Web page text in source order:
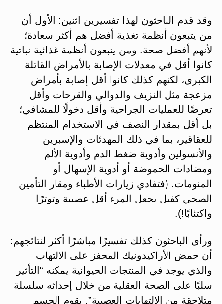
وقد قدم الباحثون لهذا تفسيرين اثنين: الأول أن
من يتبعون أنظمة تغذية أفضل هم أكثر سعادة؛
لأنهم أفضل صحة. ومن يتبعون أنظمة غذائية نباتية
كانوا أقل في معدلات الإصابة بالأمراض القاتلة
الكبرى، لكنهم كذلك كانوا أقل إصابة بأمراض
مزعجة مثل النزيف والدوالي والقرحات وأقل
تعرضًا للعمليات الجراحية وأقل دخولًا للمشافي؛
بل أقل بمقدار النصف في الاستخدام المنتظم
للعقاقير، بما في ذلك المهدئات والإسبرين
والأنسولين وأدوية ضغط الدم وأدوية الألم
ومضادات الحموضة أو أدوية الإسهال أو
المنومات. (فتفادي زيارات الأطباء ومقار التأمين
الصحي كفيل بجعل المرء أقل عصبية وتوترًا
واكتئابًا!).
ورأى الباحثون كذلك تفسيرًا مباشرًا أكثر لنتائجهم:
أن حمض الأراكيدونيك المحفز على الالتهاب
والذي يوجد في المنتجات الحيوانية يمكنه “التأثير
سلبًا على الصحة العقلية من خلال إحداثه سلسلة
متلاحقة من الالتهابات العصبية”. يقوم الجسم